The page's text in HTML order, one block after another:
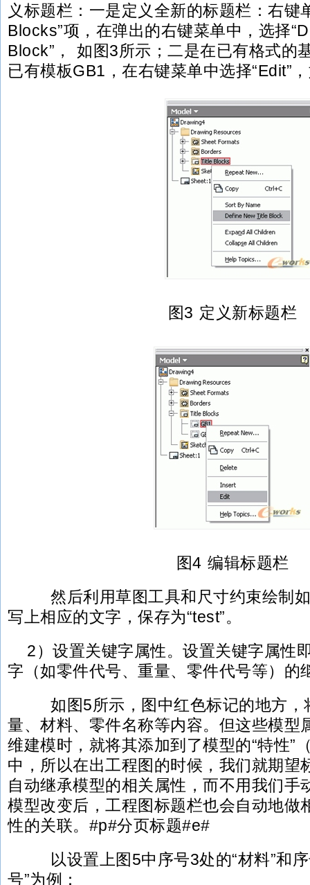
义标题栏：一是定义全新的标题栏：右键
Blocks”项，在弹出的右键菜单中，选择
Block”， 如图3所示；二是在已有格式的
已有模板GB1，在右键菜单中选择“Edit”
图3 定义新标题栏
图4 编辑标题栏
然后利用草图工具和尺寸约束绘制
写上相应的文字，保存为“test”。
2）设置关键字属性。设置关键字属性
字（如零件代号、重量、零件代号等）的
如图5所示，图中红色标记的地方，
量、材料、零件名称等内容。但这些模型
维建模时，就将其添加到了模型的“特性”
中，所以在出工程图的时候，我们就期望
自动继承模型的相关属性，而不用我们手
模型改变后，工程图标题栏也会自动地做
性的关联。#p#分页标题#e#
以设置上图5中序号3处的“材料”和
号”为例：